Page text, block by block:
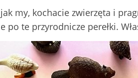
my, kochacie zwierzęta i
po te przyrodnicze perełki.